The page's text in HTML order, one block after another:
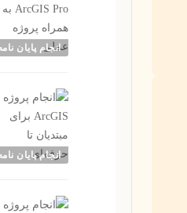
انجام پایان
انجام پایان